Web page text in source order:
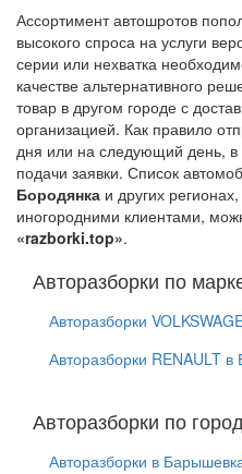
Ассортимент автошротов
высокого спроса на услуги
серии или нехватка
качестве альтернативного
товар в другом городе с
организацией. Как правило
дня или на следующий день, в
подачи заявки. Список
Бородянка и других
иногородними клиентами,
«razborki.top».
Авторазборки по
Авторазборки
Авторазборки RENAULT в
Авторазборки по
Авторазборки в